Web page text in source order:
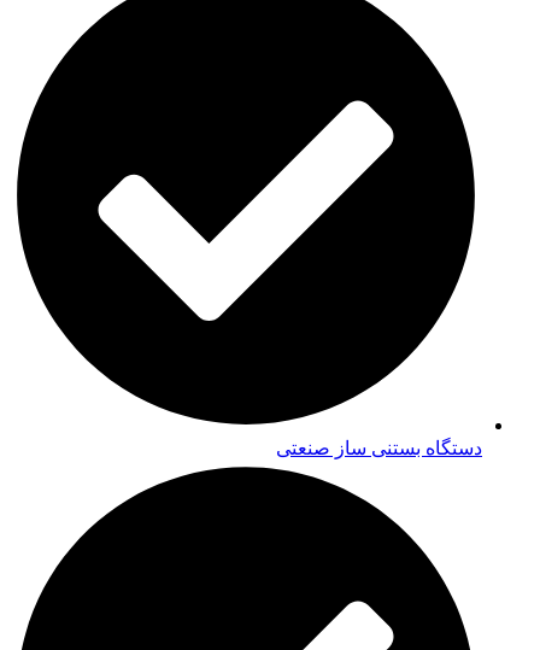
دستگاه بستنی ساز صنعتی